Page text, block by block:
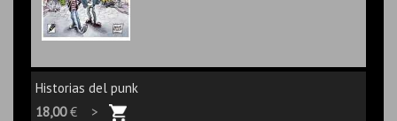
Historias del punk
18,00€ >